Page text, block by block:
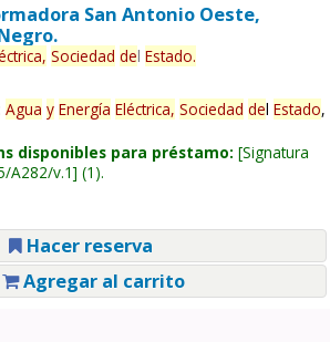
San Antonio Oeste,
Sociedad del Estado.
Agua y Energía Eléctrica, Sociedad del Estado,
disponibles para préstamo: Signatura
A282/v.1 (1).
Hacer reserva
Agregar al carrito